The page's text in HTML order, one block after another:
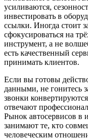
усиливаются,
инвестировать в
ссылки. Иногда стоит
сфокусироваться на
инструмент, а не
есть качественный
принимать клиентов.
Если вы готовы
данными, не гонитесь
звонки
отвечают
Рынок автосервисов в
занимают те, кто
человеческим